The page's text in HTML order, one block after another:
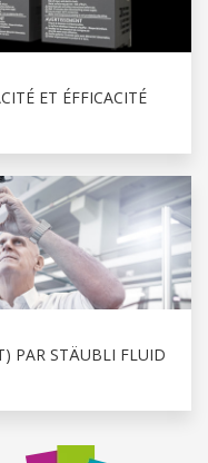
ET ÉFFICACITÉ
PAR STÄUBLI FLUID